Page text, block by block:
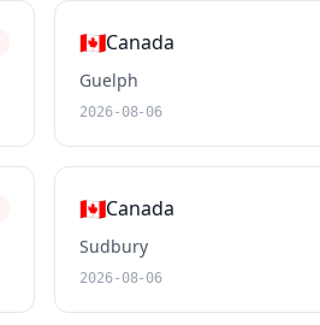
🇨🇦Canada
Guelph
2026-08-06
🇨🇦Canada
Sudbury
2026-08-06